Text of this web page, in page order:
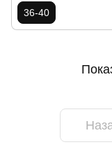
36-40